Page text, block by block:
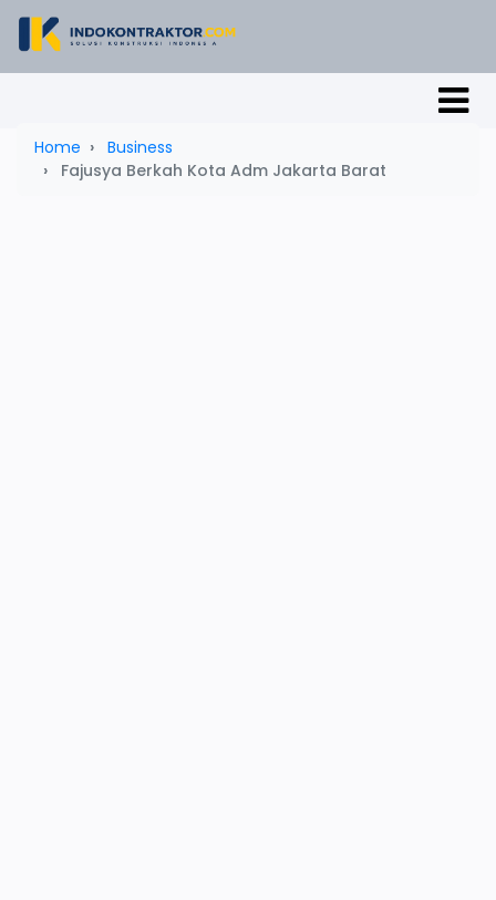
Home
Business
Fajusya Berkah Kota Adm Jakarta Barat